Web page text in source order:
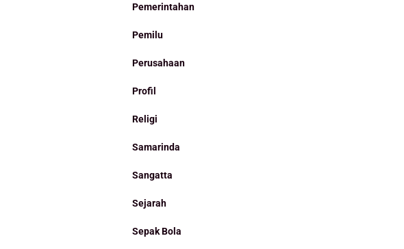
Pemerintahan
Pemilu
Perusahaan
Profil
Religi
Samarinda
Sangatta
Sejarah
Sepak Bola